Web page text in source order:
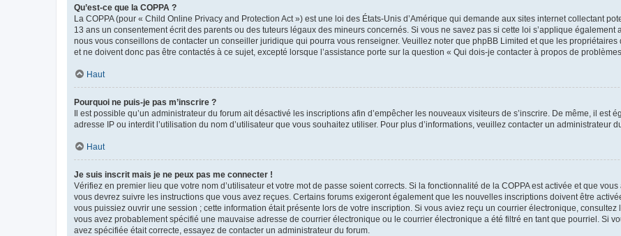
Qu’est-ce que la COPPA ?
La COPPA (pour « Child Online Privacy and Protection Act ») est une loi des États-Unis d’Amérique qui demande aux sites internet collectant
13 ans un consentement écrit des parents ou des tuteurs légaux des mineurs concernés. Si vous ne savez pas si cette loi s’applique
nous vous conseillons de contacter un conseiller juridique qui pourra vous renseigner. Veuillez noter que phpBB Limited et que les
et ne doivent donc pas être contactés à ce sujet, excepté lorsque l’assistance porte sur la question « Qui dois-je contacter à propos de
Haut
Pourquoi ne puis-je pas m’inscrire ?
Il est possible qu’un administrateur du forum ait désactivé les inscriptions afin d’empêcher les nouveaux visiteurs de s’inscrire. De même, il est
adresse IP ou interdit l’utilisation du nom d’utilisateur que vous souhaitez utiliser. Pour plus d’informations, veuillez contacter un administrateur
Haut
Je suis inscrit mais je ne peux pas me connecter !
Vérifiez en premier lieu que votre nom d’utilisateur et votre mot de passe soient corrects. Si la fonctionnalité de la COPPA est activée et que
vous devrez suivre les instructions que vous avez reçues. Certains forums exigeront également que les nouvelles inscriptions doivent être
vous puissiez ouvrir une session ; cette information était présente lors de votre inscription. Si vous aviez reçu un courrier électronique,
vous avez probablement spécifié une mauvaise adresse de courrier électronique ou le courrier électronique a été filtré en tant que pourriel. Si
avez spécifiée était correcte, essayez de contacter un administrateur du forum.